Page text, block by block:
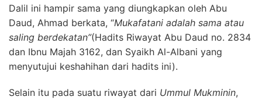
Dalil ini hampir sama yang diungkapkan oleh Abu
Daud, Ahmad berkata, “Mukafatani adalah sama atau
saling berdekatan”(Hadits Riwayat Abu Daud no. 2834
dan Ibnu Majah 3162, dan Syaikh Al-Albani yang
menyutujui keshahihan dari hadits ini).
Selain itu pada suatu riwayat dari Ummul Mukminin,